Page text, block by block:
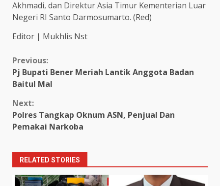
Akhmadi, dan Direktur Asia Timur Kementerian Luar
Negeri RI Santo Darmosumarto. (Red)
Editor | Mukhlis Nst
Continue
Reading
Previous:
Pj Bupati Bener Meriah Lantik Anggota Badan
Baitul Mal
Next:
Polres Tangkap Oknum ASN, Penjual Dan
Pemakai Narkoba
RELATED STORIES